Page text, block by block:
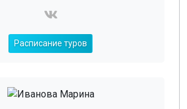
Расписание туров